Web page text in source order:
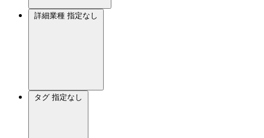
詳細業種 指定なし
タグ 指定なし